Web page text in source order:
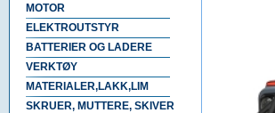
MOTOR
ELEKTROUTSTYR
BATTERIER OG LADERE
VERKTØY
MATERIALER,LAKK,LIM
SKRUER, MUTTERE, SKIVER